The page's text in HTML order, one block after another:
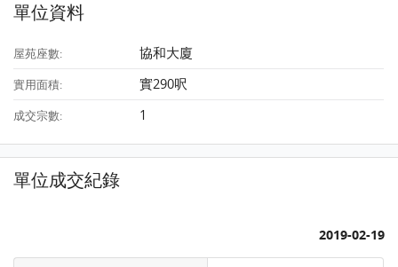
單位資料
屋苑座數: 協和大廈
實用面積: 實290呎
成交宗數: 1
單位成交紀錄
2019-02-19